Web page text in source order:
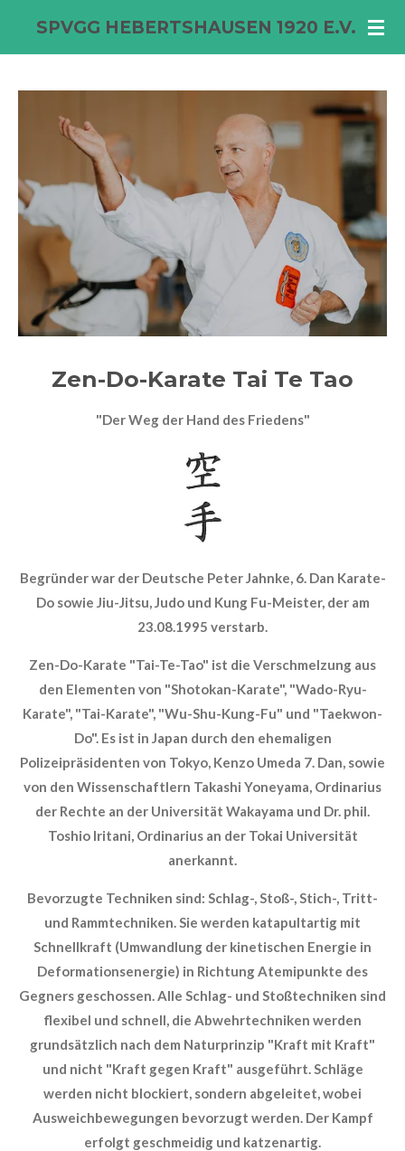
SPVGG HEBERTSHAUSEN 1920 E.V.
Zen-Do-Karate Tai Te Tao
"Der Weg der Hand des Friedens"
Begründer war der Deutsche Peter Jahnke, 6. Dan Karate-
Do sowie Jiu-Jitsu, Judo und Kung Fu-Meister, der am
23.08.1995 verstarb.
Zen-Do-Karate "Tai-Te-Tao" ist die Verschmelzung aus
den Elementen von "Shotokan-Karate", "Wado-Ryu-
Karate", "Tai-Karate", "Wu-Shu-Kung-Fu" und "Taekwon-
Do". Es ist in Japan durch den ehemaligen
Polizeipräsidenten von Tokyo, Kenzo Umeda 7. Dan, sowie
von den Wissenschaftlern Takashi Yoneyama, Ordinarius
der Rechte an der Universität Wakayama und Dr. phil.
Toshio Iritani, Ordinarius an der Tokai Universität
anerkannt.
Bevorzugte Techniken sind: Schlag-, Stoß-, Stich-, Tritt-
und Rammtechniken. Sie werden katapultartig mit
Schnellkraft (Umwandlung der kinetischen Energie in
Deformationsenergie) in Richtung Atemipunkte des
Gegners geschossen. Alle Schlag- und Stoßtechniken sind
flexibel und schnell, die Abwehrtechniken werden
grundsätzlich nach dem Naturprinzip "Kraft mit Kraft"
und nicht "Kraft gegen Kraft" ausgeführt. Schläge
werden nicht blockiert, sondern abgeleitet, wobei
Ausweichbewegungen bevorzugt werden. Der Kampf
erfolgt geschmeidig und katzenartig.